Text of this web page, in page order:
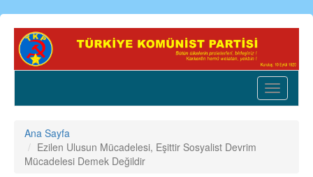
Ana
içeriğe
Toggle
Ana Sayfa
Ezilen Ulusun Mücadelesi, Eşittir Sosyalist Devrim
Mücadelesi Demek Değildir